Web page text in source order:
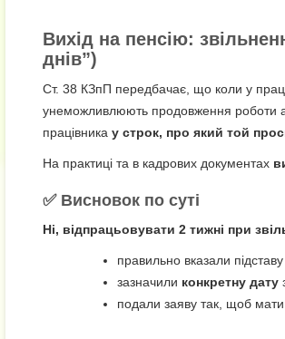
Вихід на пенсію:
днів”)
Ст. 38 КЗпП передбачає, що коли у
унеможливлюють продовження роботи
працівника у строк, про який той
На практиці та в кадрових документах
✅ Висновок по суті
Ні, відпрацьовувати 2 тижні при
правильно вказали
зазначили конкретну дату
подали заяву так, щоб мати